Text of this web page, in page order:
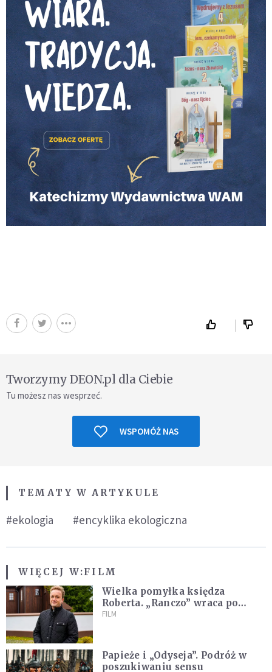
Tworzymy DEON.pl dla Ciebie
Tu możesz nas wesprzeć.
WSPOMÓŻ NAS
TEMATY W ARTYKULE
#ekologia #encyklika ekologiczna
WIĘCEJ W:FILM
Wielka pomyłka księdza
Roberta. „Ranczo” wraca po
latach
FILM
Papieże i „Odyseja”. Podróż w
poszukiwaniu sensu